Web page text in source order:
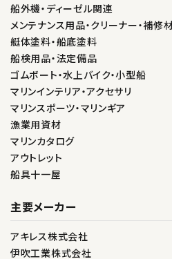
船外機・ディーゼル関連
メンテナンス用品・クリーナー・補修
艇体塗料・船底塗料
船検用品・法定備品
ゴムボート・水上バイク・小型船
マリンインテリア・アクセサリ
マリンスポーツ・マリンギア
漁業用資材
マリンカタログ
アウトレット
船具十一屋
主要メーカー
アキレス株式会社
伊吹工業株式会社